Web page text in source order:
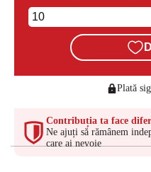
Plată
Contribuția ta face
Ne ajuți să rămânem
care ai nevoie